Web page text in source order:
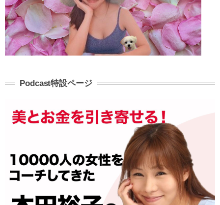
Podcast特設ページ